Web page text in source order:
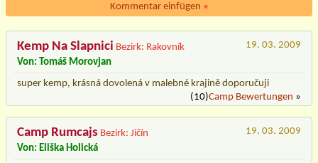
Kommentar einfügen »
Kemp Na Slapnici Bezirk: Rakovník
19. 03. 2009
Von: Tomáš Morovjan
super kemp, krásná dovolená v malebné krajině doporučuji
(10)Camp Bewertungen »
Camp Rumcajs Bezirk: Jičín
19. 03. 2009
Von: Eliška Holická